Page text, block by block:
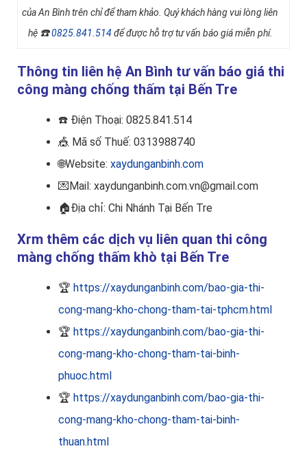
của An Bình trên chỉ để tham khảo. Quý khách hàng vui lòng liên
hệ ☎️ 0825.841.514để được hỗ trợ tư vấn báo giá miễn phí.
Thông tin liên hệ An Bình tư vấn báo giá thi
công màng chống thấm tại Bến Tre
☎️ Điện Thoại: 0825.841.514
🎪 Mã số Thuế: 0313988740
🌐Website: xaydunganbinh.com
💌Mail: xaydunganbinh.com.vn@gmail.com
🏠Địa chỉ: Chi Nhánh Tại Bến Tre
Xrm thêm các dịch vụ liên quan thi công
màng chống thấm khò tại Bến Tre
🏆 https://xaydunganbinh.com/bao-gia-thi-
cong-mang-kho-chong-tham-tai-tphcm.html
🏆 https://xaydunganbinh.com/bao-gia-thi-
cong-mang-kho-chong-tham-tai-binh-
phuoc.html
🏆 https://xaydunganbinh.com/bao-gia-thi-
cong-mang-kho-chong-tham-tai-binh-
thuan.html